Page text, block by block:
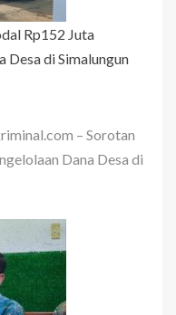
Rp152 Juta
Desa di Simalungun
– Sorotan
Dana Desa di